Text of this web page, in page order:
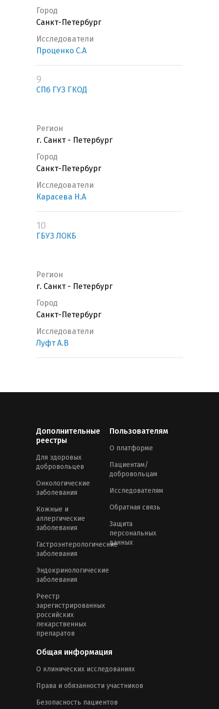
Город
Санкт-Петербург
Исследователи
Проценко С.А
9
СПб ГУЗ ГКОД
Регион
г. Санкт - Петербург
Город
Санкт-Петербург
Исследователи
Карасева Н.А
10
ГБУЗ ЛОКБ
Регион
г. Санкт - Петербург
Город
Санкт-Петербург
Исследователи
Луфт А.В
Дополнительные
реестры
Для здоровых
добровольцев
Онкологические
заболевания
Кожные и
аллергические
заболевания
Гастроэнтерологические
заболевания
Эндокринологические
заболевания
Реестр
зарегистрированных
российских
лекарственных
препаратов
Пользователям
О платформе
Пациентам/
добровольцам
Исследователям
Обратная связь
Защита
персональных
данных
Общая информация
О клинических исследованиях
Права и обязанности участников
Безопасность пациентов